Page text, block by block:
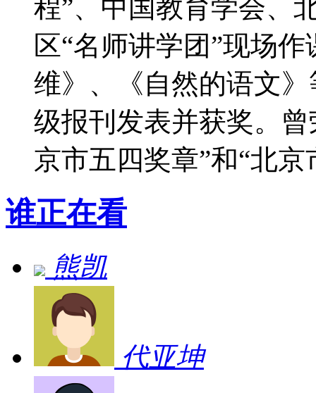
程”、中国教育学会、
区“名师讲学团”现场
维》、《自然的语文
级报刊发表并获奖。
京市五四奖章”和“北
谁正在看
熊凯
代亚坤